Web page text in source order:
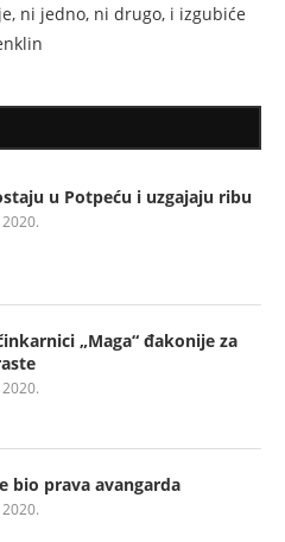
ni jedno, ni drugo, i izgubiće
u Potpeću i uzgajaju ribu
„Maga“ đakonije za
bio prava avangarda